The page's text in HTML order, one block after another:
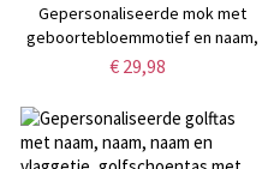
Gepersonaliseerde mok met
geboortebloemmotief en naam,
veelkleurige keramische koffie-
verjaardags-/afstudeercadeau
haar/boekenliefhebbers/vrouwen
€ 29,98